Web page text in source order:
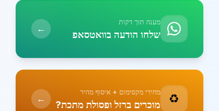
מענה תוך דקות
שלחו הודעה בוואטסאפ ←
♻️ מחירי מקסימום + איסוף מהיר
מוכרים ברזל ופסולת מתכת? ←